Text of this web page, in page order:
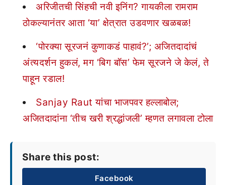
अरिजीतची सिंहची नवी इनिंग? गायकीला रामराम
ठोकल्यानंतर आता ‘या’ क्षेत्रात उडवणार खळबळ!
‘पोरक्या सूरजनं कुणाकडं पाहावं?’; अजितदादांचं
अंत्यदर्शन हुकलं, मग ‘बिग बॉस’ फेम सूरजने जे केलं, ते
पाहून रडाल!
Sanjay Raut यांचा भाजपवर हल्लाबोल;
अजितदादांना ‘तीच खरी श्रद्धांजली’ म्हणत लगावला टोला
Share this post:
Facebook